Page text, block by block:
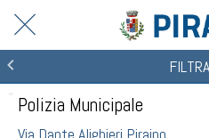
Polizia Municipale
Via Dante Alighieri Piraino